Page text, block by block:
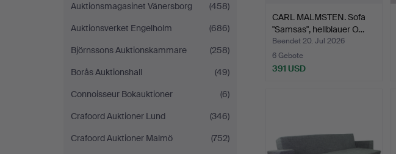
Auktionsmagasinet Vänersborg
(458)
Auktionsverket Engelholm
(686)
Björnssons Auktionskammare
(258)
Borås Auktionshall
(49)
Connoisseur Bokauktioner
(6)
Crafoord Auktioner Lund
(346)
Crafoord Auktioner Malmö
(752)
CARL MALMSTEN. Sofa
"Samsas", hellblauer O…
Beendet 20. Jul 2026
6 Gebote
391 USD